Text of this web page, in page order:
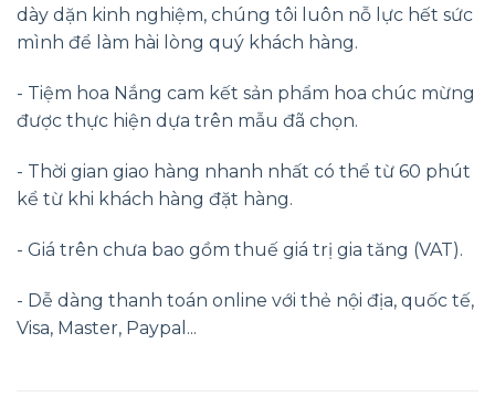
dày dặn kinh nghiệm, chúng tôi luôn nỗ lực hết sức
mình để làm hài lòng quý khách hàng.
- Tiệm hoa Nắng cam kết sản phẩm hoa chúc mừng
được thực hiện dựa trên mẫu đã chọn.
- Thời gian giao hàng nhanh nhất có thể từ 60 phút
kể từ khi khách hàng đặt hàng.
- Giá trên chưa bao gồm thuế giá trị gia tăng (VAT).
- Dễ dàng thanh toán online với thẻ nội địa, quốc tế,
Visa, Master, Paypal...